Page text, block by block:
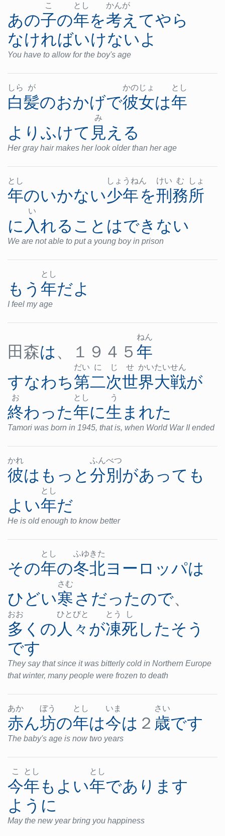
あの
こ
子の
とし
年を
かんが
考えてやら
なければいけないよ
You have to allow for the boy's age
しら が
白髪のおかげで
かのじょ
彼女は
とし
年
より ふけて
み
見える
Her gray hair makes her look older than her age
とし
年のいかない
しょ うねん
少年を
けい む しょ
刑務所
に
い
入れる ことはできない
We are not able to put a young boy in prison
もう
とし
年だよ
I feel my age
田森は、１９４５
ねん
年
すなわち
だい に じ せ かいたいせん
第二次世界大戦が
お
終わった
とし
年に
う
生まれた
Tamori was born in 1945, that is, when World War II ended
かれ
彼は もっと
ふんべつ
分別 があって も
よい
とし
年だ
He is old enough to know better
その
とし
年の
ふゆ
冬
きた
北ヨーロッパは
ひどい
さむ
寒 さ だったので、
おお
多く の
ひと びと
人々 が
とう し
凍死したそう
です
They say that since it was bitterly cold in Northern Europe
that winter, many people were frozen to death
あか ぼう
赤ん坊の
とし
年は
いま
今は ２
さい
歳です
The baby's age is now two years
こ とし
今年も よい
とし
年であります
ように
May the new year bring you happiness